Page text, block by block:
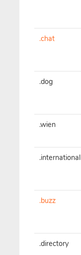
.chat
.dog
.wien
.international
.buzz
.directory